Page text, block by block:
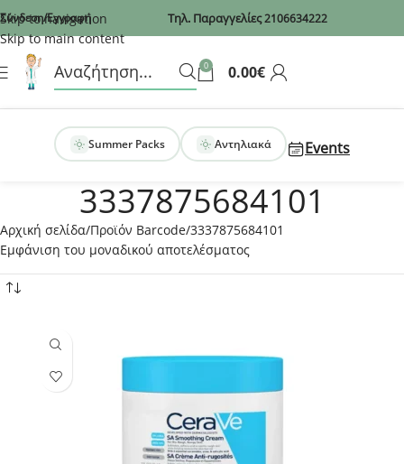
Recaptcha
Skip to navigation
Skip to main content
Σύνδεση/Εγγραφή Τηλ. Παραγγελίες2106634222
0 0.00€
Summer Packs Αντηλιακά Events
3337875684101
Αρχική σελίδα Προϊόν Barcode 3337875684101
Εμφάνιση του μοναδικού αποτελέσματος